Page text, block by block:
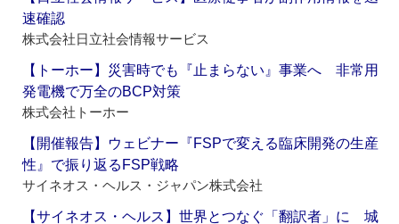
速確認
株式会社日立社会情報サービス
【トーホー】災害時でも『止まらない』事業へ 非常用
発電機で万全のBCP対策
株式会社トーホー
【開催報告】ウェビナー『FSPで変える臨床開発の生産
性』で振り返るFSP戦略
サイネオス・ヘルス・ジャパン株式会社
【サイネオス・ヘルス】世界とつなぐ「翻訳者」に 城